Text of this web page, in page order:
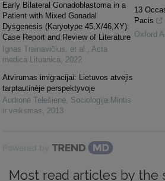
Early Bilateral Gonadoblastoma in a
Patient with Mixed Gonadal
Dysgenesis (Karyotype 45,X/46,XY):
Case Report and Review of Literature
Ignas Trainavičius, et al. , Acta
medica Lituanica, 2022
Atvirumas imigracijai: Lietuvos atvejis
tarptautinėje perspektyvoje
Audronė Telešienė, Sociologija Mintis
ir veiksmas, 2013
13
Pacis
Oxford
Powered by
Most read articles by the